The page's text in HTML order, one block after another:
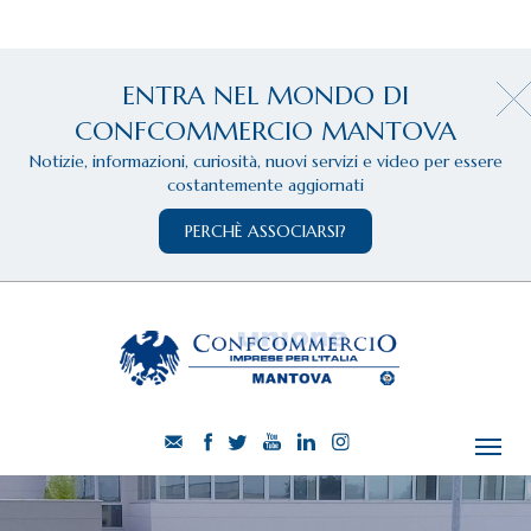
ENTRA NEL MONDO DI
CONFCOMMERCIO MANTOVA
Notizie, informazioni, curiosità, nuovi servizi e video per essere
costantemente aggiornati
PERCHÈ ASSOCIARSI?